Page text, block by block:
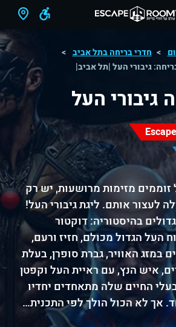
חדרי בריחה בתל אביב
גיבורי העל |תל אביב|
גיבורי העל
זוממים מזימות מרושעות, יש רק
לעצור אותם. ליגת גיבורי העל!
בהיסטוריה: דוקטור
העל הגדול מכולם, חזיז ורעם,
במזג האוויר, גברת סופרן, בעלת
איש הנץ, עם ראיית העל וקפטן
החיים שלה מתאחדים יחדיו
אך לא הכול הולך לפי התכנית…